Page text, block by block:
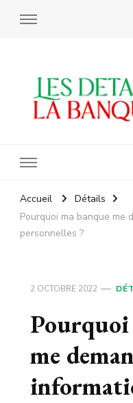
Accueil
Détails
Pourquoi ma banque me
personnelles ?
2 OCTOBRE 2022
Pourquoi
me